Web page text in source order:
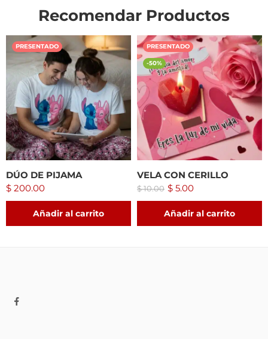
Recomendar Productos
PRESENTADO
DÚO DE PIJAMA
$ 200.00
Añadir al carrito
PRESENTADO
-50%
VELA CON CERILLO
$10.00 $ 5.00
Añadir al carrito